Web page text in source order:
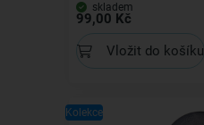
skladem
99,00 Kč
Vložit do košíku
Kolekce